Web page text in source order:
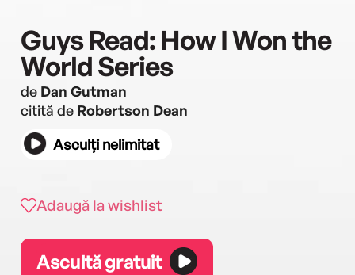
Guys Read: How I Won the
World Series
de Dan Gutman
citită de Robertson Dean
Asculți nelimitat
Adaugă la wishlist
Ascultă gratuit